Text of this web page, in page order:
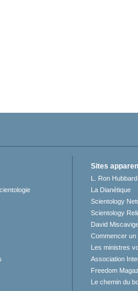
Sites
L. Ron Hubbard
La Dianétique
Scientology
Scientology
David
Commencer
Les ministres
Association
Freedom
Le chemin du